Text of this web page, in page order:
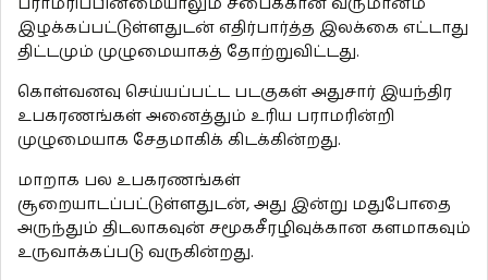
இழக்கப்பட்டுள்ளதுடன் எதிர்பார்த்த இலக்கை எட்டாது
திட்டமும் முழுமையாகத் தோற்றுவிட்டது.
கொள்வனவு செய்யப்பட்ட படகுகள் அதுசார் இயந்திர
உபகரணங்கள் அனைத்தும் உரிய பராமரின்றி
முழுமையாக சேதமாகிக் கிடக்கின்றது.
மாறாக பல உபகரணங்கள்
சூறையாடப்பட்டுள்ளதுடன், அது இன்று மதுபோதை
அருந்தும் திடலாகவுன் சமூகசீரழிவுக்கான களமாகவும்
உருவாக்கப்படு வருகின்றது.